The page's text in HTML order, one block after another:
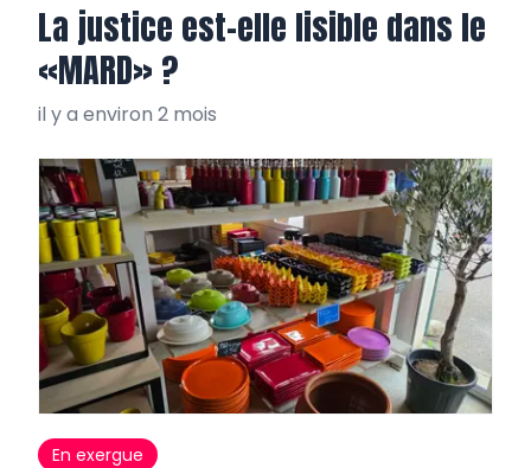
La justice est-elle lisible dans le
«MARD» ?
il y a environ 2 mois
En exergue